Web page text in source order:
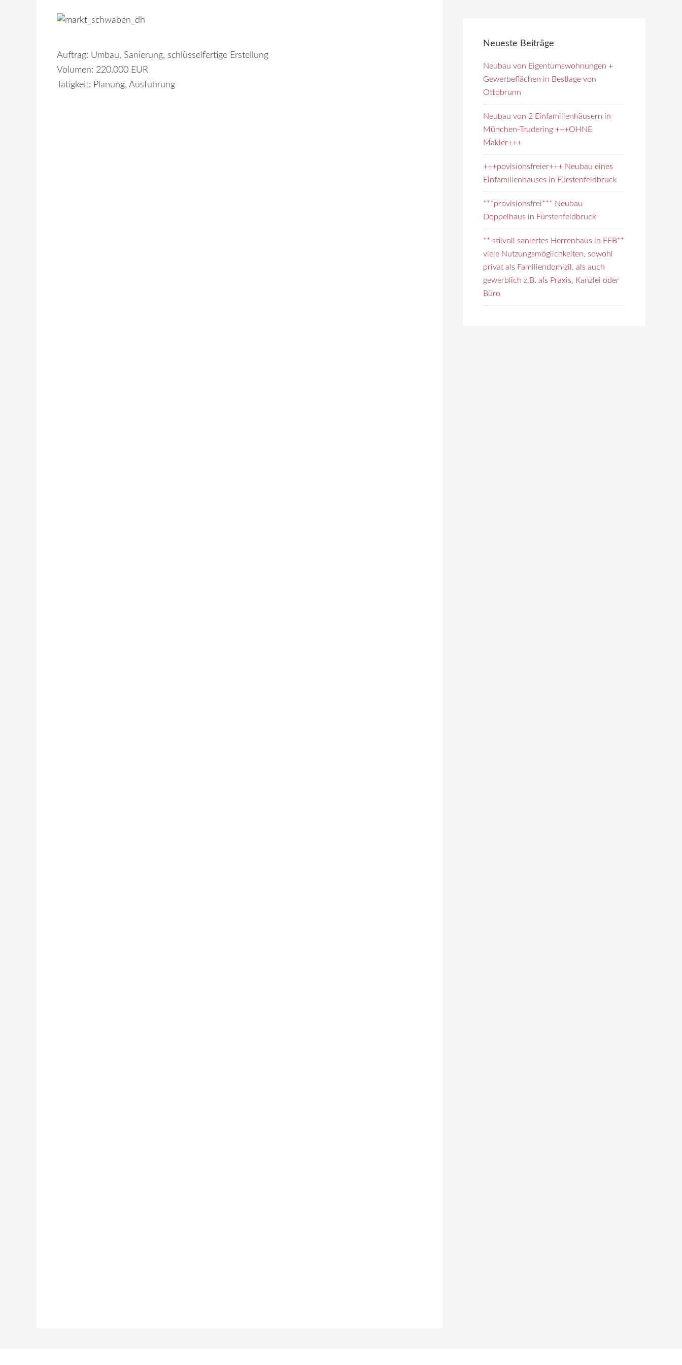
Auftrag: Umbau, Sanierung, schlüsselfertige Erstellung
Volumen: 220.000 EUR
Tätigkeit: Planung, Ausführung
e
d
u
r
h
s
u
c
h
e
n
Neueste Beiträge
Neubau von Eigentumswohnungen +
Gewerbeflächen in Bestlage von
Ottobrunn
Neubau von 2 Einfamilienhäusern in
München-Trudering +++OHNE
Makler+++
+++povisionsfreier+++ Neubau eines
Einfamilienhauses in Fürstenfeldbruck
***provisionsfrei*** Neubau
Doppelhaus in Fürstenfeldbruck
** stilvoll saniertes Herrenhaus in FFB**
viele Nutzungsmöglichkeiten, sowohl
privat als Familiendomizil, als auch
gewerblich z.B. als Praxis, Kanzlei oder
Büro